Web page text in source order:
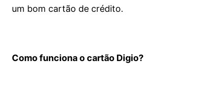
um bom cartão de crédito.
Como funciona o cartão Digio?